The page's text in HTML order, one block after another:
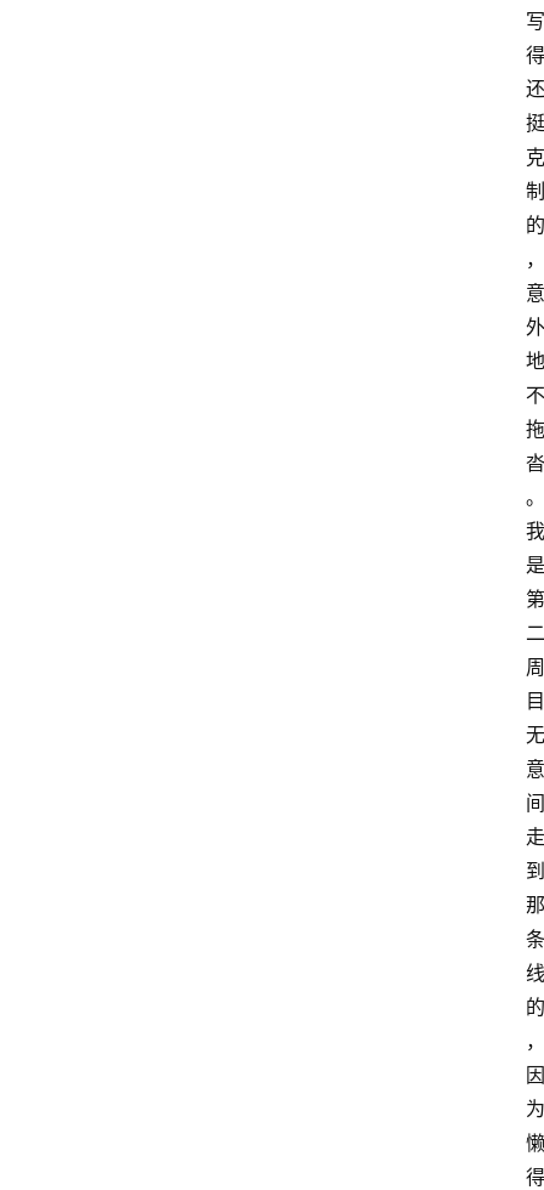
写
得
还
挺
克
制
的
，
意
外
地
不
拖
沓
。
我
是
第
二
周
目
无
意
间
走
到
那
条
线
的
，
因
为
懒
得